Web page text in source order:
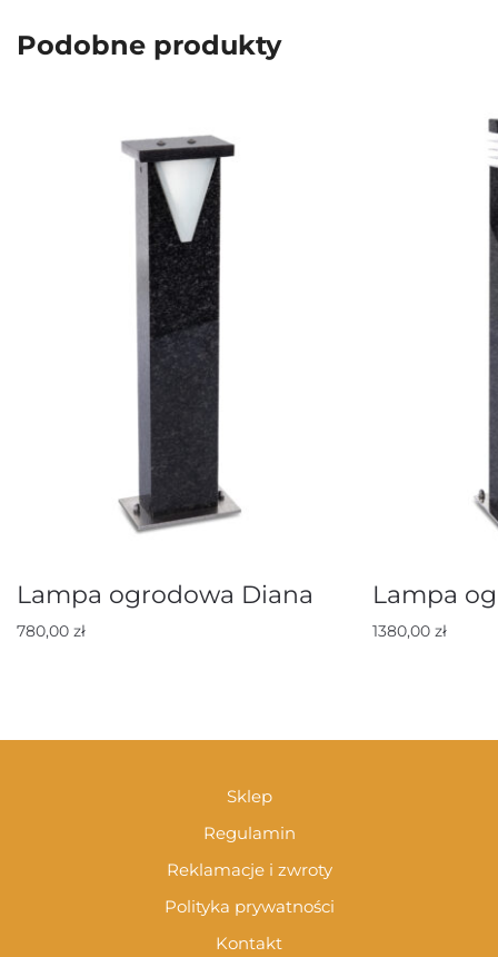
Podobne produkty
Lampa ogrodowa Diana
780,00 zł
Lampa
1380,00 zł
Sklep
Regulamin
Reklamacje i zwroty
Polityka prywatności
Kontakt